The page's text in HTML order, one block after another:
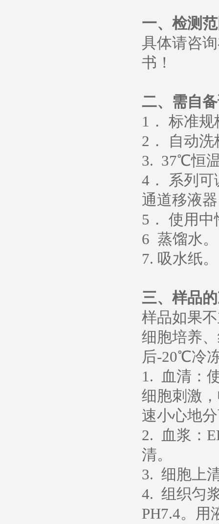
一、检测
具体请咨
书！
二、需自
1． 标准
2． 自动洗
3. 37℃恒
4． 系列
通道移液
5 ． 使用中
6 蒸馏水。
7. 吸水纸。
三、样品
样品如果
细胞培养
后-20℃冷
1. 血清：
细胞刺激
速小心地
2. 血浆：
清。
3. 细胞上
4. 组织匀
PH7.4。